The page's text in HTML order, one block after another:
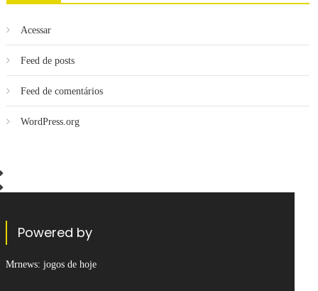
Acessar
Feed de posts
Feed de comentários
WordPress.org
Powered by
Mrnews:jogos de hoje